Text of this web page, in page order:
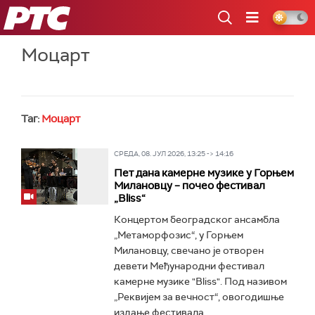
РТС
Моцарт
Таг: Моцарт
СРЕДА, 08. ЈУЛ 2026, 13:25 -> 14:16
Пет дана камерне музике у Горњем
Милановцу – почео фестивал
„Bliss“
Концертом београдског ансамбла
„Метаморфозис“, у Горњем
Милановцу, свечано је отворен
девети Међународни фестивал
камерне музике "Bliss". Под називом
„Реквијем за вечност“, овогодишње
издање фестивала...